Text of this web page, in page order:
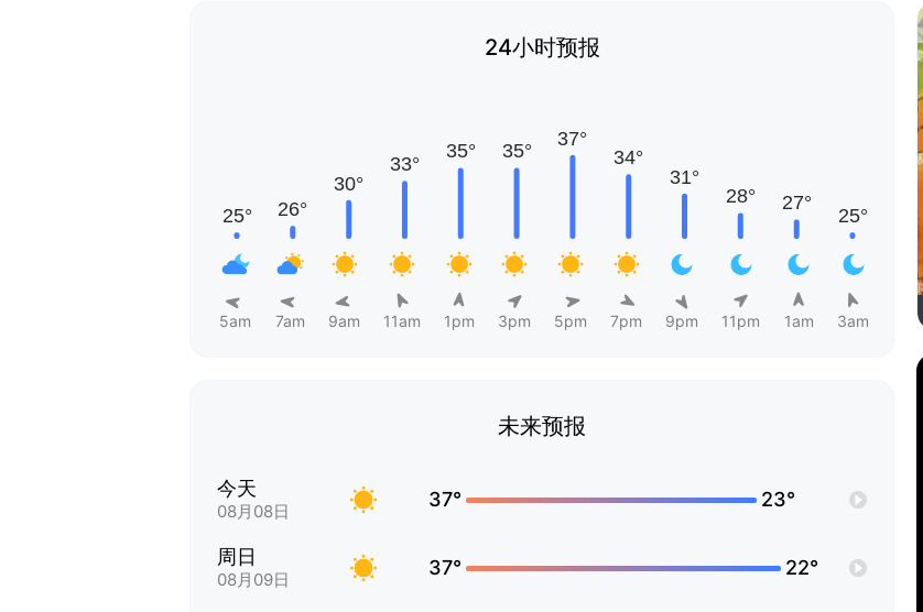
24小时预报
5am 7am 9am 11am 1pm 3pm 5pm 7pm 9pm 11pm 1am 3am
未来预报
今天
08月08日
37° 23°
周日
08月09日
37° 22°